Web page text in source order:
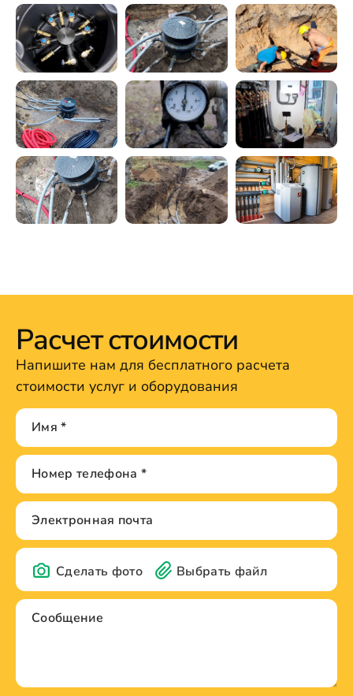
Расчет стоимости
Напишите нам для бесплатного расчета
стоимости услуг и оборудования
Сделать фото Выбрать файл